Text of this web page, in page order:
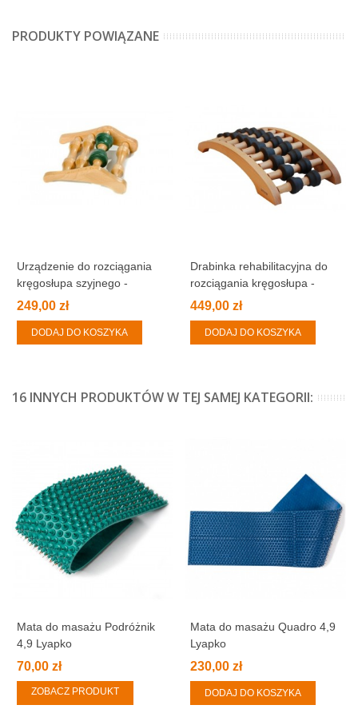
PRODUKTY POWIĄZANE
Urządzenie do rozciągania
kręgosłupa szyjnego -
NeckStretcher
249,00 zł
DODAJ DO KOSZYKA
Drabinka rehabilitacyjna do
rozciągania kręgosłupa -
Backstretcher
449,00 zł
DODAJ DO KOSZYKA
16 INNYCH PRODUKTÓW W TEJ SAMEJ KATEGORII:
Mata do masażu Podróżnik
4,9 Lyapko
70,00 zł
ZOBACZ PRODUKT
Mata do masażu Quadro 4,9
Lyapko
230,00 zł
DODAJ DO KOSZYKA